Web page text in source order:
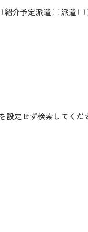
紹介予定派遣 派遣
設定せず検索してくだ